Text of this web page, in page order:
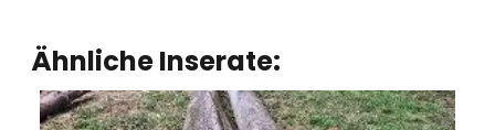
Ähnliche Inserate: